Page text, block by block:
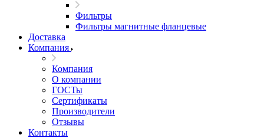
Фильтры
Фильтры магнитные фланцевые
Доставка
Компания
Компания
О компании
ГОСТы
Сертификаты
Производители
Отзывы
Контакты